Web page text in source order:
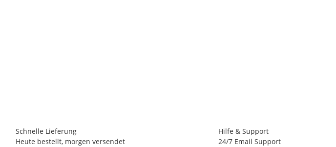
Schnelle Lieferung
Heute bestellt, morgen versendet
Hilfe & Support
24/7 Email Support